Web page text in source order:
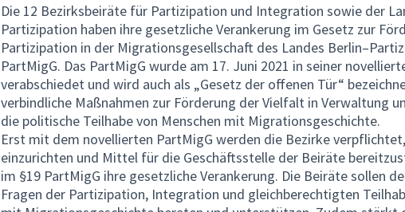
Die 12 Bezirksbeiräte für Partizipation und Integration sowie der
Partizipation haben ihre gesetzliche Verankerung im Gesetz zur
Partizipation in der Migrationsgesellschaft des Landes
PartMigG. Das PartMigG wurde am 17. Juni 2021 in seiner
verabschiedet und wird auch als „Gesetz der offenen Tür“
verbindliche Maßnahmen zur Förderung der Vielfalt in Verwaltung
die politische Teilhabe von Menschen mit Migrationsgeschichte.
Erst mit dem novellierten PartMigG werden die Bezirke
einzurichten und Mittel für die Geschäftsstelle der Beiräte
im §19 PartMigG ihre gesetzliche Verankerung. Die Beiräte sollen
Fragen der Partizipation, Integration und gleichberechtigten